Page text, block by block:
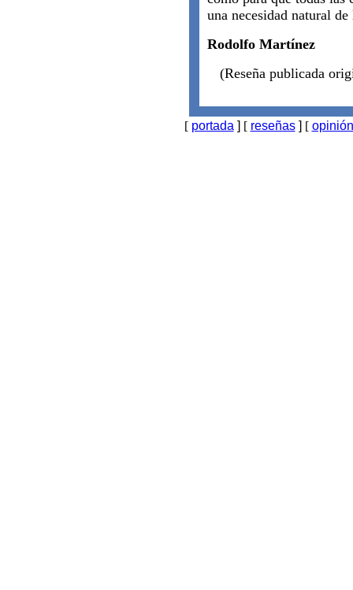
una necesidad natural
Rodolfo Martínez
(Reseña publicada
[ portada ] [ reseñas] [ opinión